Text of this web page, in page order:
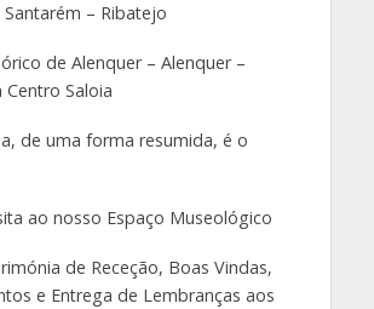
– Ribatejo
de Alenquer – Alenquer –
Centro Saloia
de uma forma resumida, é o
ao nosso Espaço Museológico
de Receção, Boas Vindas,
e Entrega de Lembranças aos